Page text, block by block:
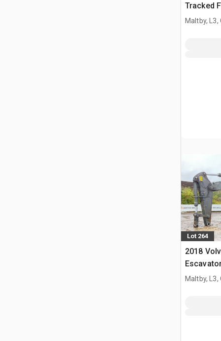
Tracked
Maltby, L3,
Lot 264
2018
Maltby, L3,